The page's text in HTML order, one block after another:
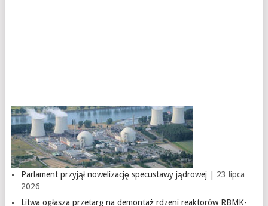
Parlament przyjął nowelizację specustawy jądrowej | 23 lipca
2026
Litwa ogłasza przetarg na demontaż rdzeni reaktorów RBMK-